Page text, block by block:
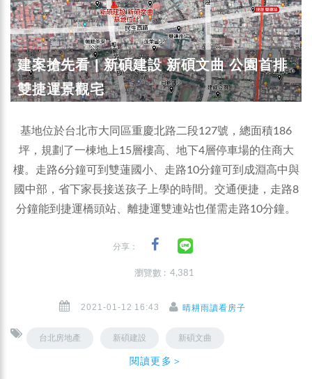
建案搶先看 | 新碩建設 新碩文曲 公園首排
雙捷運景觀宅
基地位於台北市大同區重慶北路二段127號，總面積186
坪，規劃了一棟地上15層樓高、地下4層停車場的住商大
樓。走路6分鐘可到雙蓮國小、走路10分鐘可到成淵高中與
國中部，省下家長接送孩子上學的時間。交通便捷，走路8
分鐘能到捷運橋頭站、離捷運雙連站也僅需走路10分鐘。
分享：
瀏覽數 : 4,381
2021-01-12 16:43 晴耕雨讀看房子
台北房地產 新碩建設 新碩文曲
閱讀更多＞